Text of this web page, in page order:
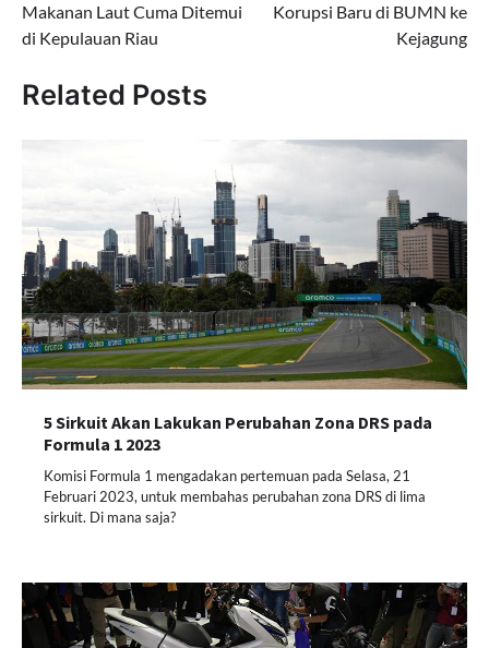
Makanan Laut Cuma Ditemui
di Kepulauan Riau
Korupsi Baru di BUMN ke
Kejagung
Related Posts
5 Sirkuit Akan Lakukan Perubahan Zona DRS pada
Formula 1 2023
Komisi Formula 1 mengadakan pertemuan pada Selasa, 21
Februari 2023, untuk membahas perubahan zona DRS di lima
sirkuit. Di mana saja?